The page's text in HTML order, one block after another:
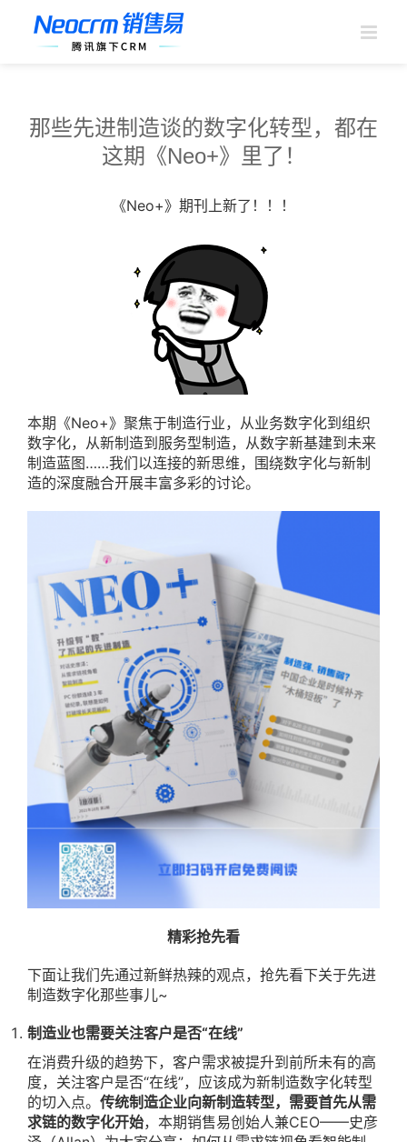
那些先进制造谈的数字化转型，都在
这期《Neo+》里了！
《Neo+》期刊上新了！！！
本期《Neo+》聚焦于制造行业，从业务数字化到组织
数字化，从新制造到服务型制造，从数字新基建到未来
制造蓝图……我们以连接的新思维，围绕数字化与新制
造的深度融合开展丰富多彩的讨论。
精彩抢先看
下面让我们先通过新鲜热辣的观点，抢先看下关于先进
制造数字化那些事儿~
制造业也需要关注客户是否“在线”
在消费升级的趋势下，客户需求被提升到前所未有的高
度，关注客户是否“在线”，应该成为新制造数字化转型
的切入点。 传统制造企业向新制造转型，需要首先从需
求链的数字化开始，本期销售易创始人兼CEO——史彦